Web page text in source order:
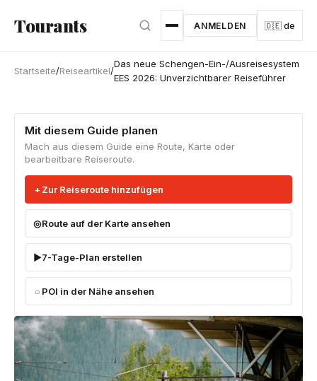
Tourants ANMELDEN 🇩🇪 de
Startseite/Reiseartikel/
Das neue Schengen-Ein-/Ausreisesystem
EES 2026: Unverzichtbarer Reiseführer
Mit diesem Guide planen
Mach aus diesem Guide eine Route, Karte oder
bearbeitbare Reiseroute.
Zur Reiseroute hinzufügen
Route auf der Karte ansehen
7-Tage-Plan erstellen
POI in der Nähe ansehen